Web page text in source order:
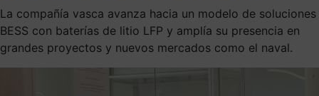
La compañía vasca avanza hacia un modelo de soluciones
BESS con baterías de litio LFP y amplía su presencia en
grandes proyectos y nuevos mercados como el naval.